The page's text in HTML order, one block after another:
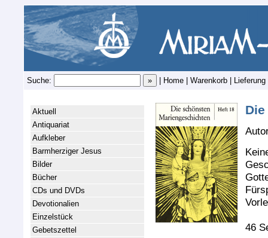
Suche: Home Warenkorb Lieferung
Aktuell
Antiquariat
Aufkleber
Barmherziger Jesus
Bilder
Bücher
CDs und DVDs
Devotionalien
Einzelstück
Gebetszettel
46